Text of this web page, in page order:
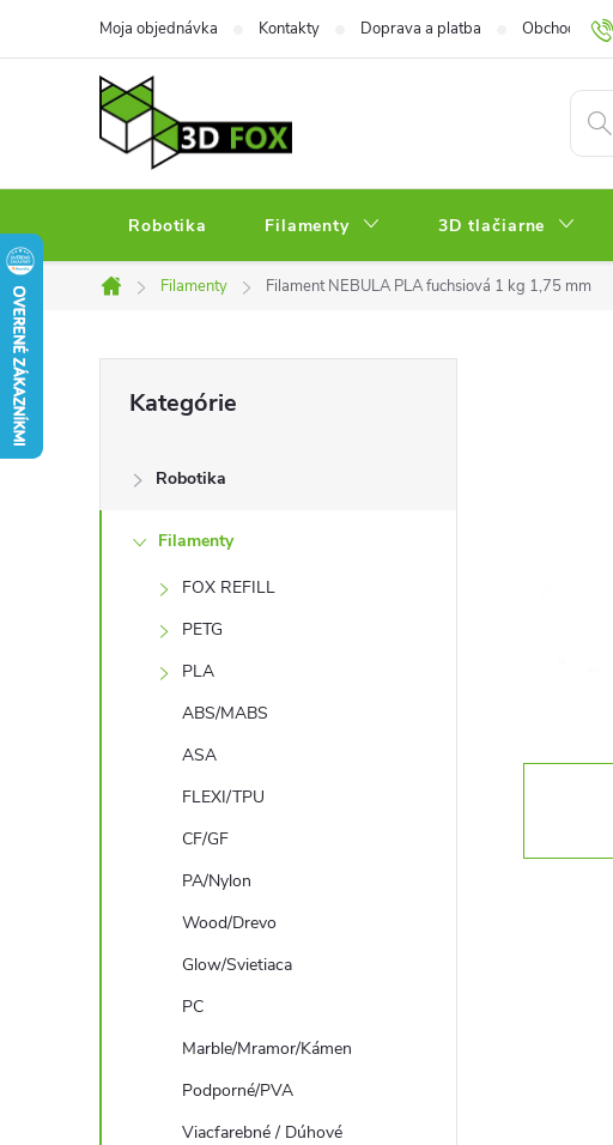
Moja objednávka Kontakty Doprava a platba Obchodné
Robotika Filamenty 3D tlačiarne
Domov
Filamenty Filament NEBULA PLA fuchsiová 1 kg 1,75 mm
č
kategórie
Kategórie
Robotika
Filamenty
FOX REFILL
PETG
PLA
ABS/MABS
ASA
FLEXI/TPU
CF/GF
PA/Nylon
Wood/Drevo
Glow/Svietiaca
PC
Marble/Mramor/Kámen
Podporné/PVA
Viacfarebné / Dúhové